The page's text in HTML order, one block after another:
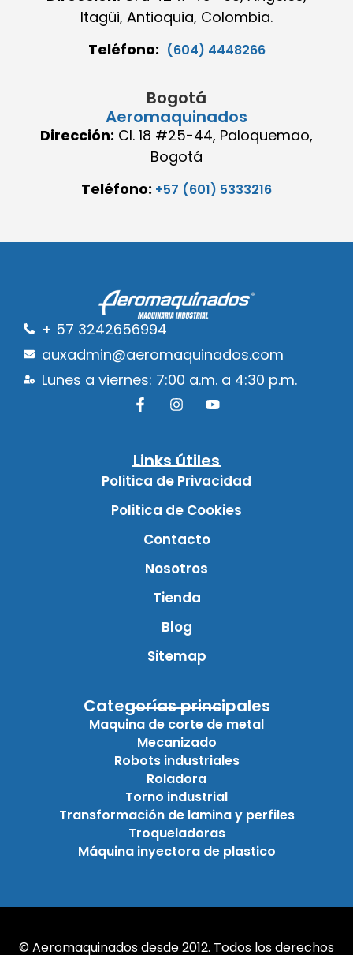
Itagüi, Antioquia, Colombia.
Teléfono: (604) 4448266
Bogotá
Aeromaquinados
Dirección: Cl. 18 #25-44, Paloquemao,
Bogotá
Teléfono: +57 (601) 5333216
+ 57 3242656994
auxadmin@aeromaquinados.com
Lunes a viernes: 7:00 a.m. a 4:30 p.m.
Links útiles
Politica de Privacidad
Politica de Cookies
Contacto
Nosotros
Tienda
Blog
Sitemap
Categorías principales
Maquina de corte de metal
Mecanizado
Robots industriales
Roladora
Torno industrial
Transformación de lamina y perfiles
Troqueladoras
Máquina inyectora de plastico
© Aeromaquinados desde 2012. Todos los derechos